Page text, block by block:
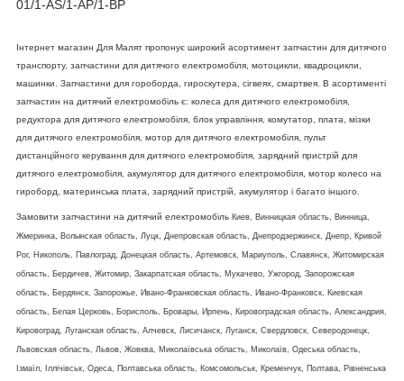
01/1-AS/1-AP/1-BP
Інтернет магазин Для Малят пропонує широкий асортимент запчастин для дитячого
транспорту, запчастини для дитячого електромобіля, мотоцикли, квадроцикли,
машинки. Запчастини для гороборда, гироскутера, сігвеях, смартвея. В асортименті
запчастин на дитячий електромобіль є: колеса для дитячого електромобіля,
редуктора для дитячого електромобіля, блок управління, комутатор, плата, мізки
для дитячого електромобіля, мотор для дитячого електромобіля, пульт
дистанційного керування для дитячого електромобіля, зарядний пристрій для
дитячого електромобіля, акумулятор для дитячого електромобіля, мотор колесо на
гироборд, материнська плата, зарядний пристрій, акумулятор і багато іншого.
Замовити запчастини на дитячий електромобіль Киев, Винницкая область, Винница,
Жмеринка, Волынская область, Луцк, Днепровская область, Днепродзержинск, Днепр, Кривой
Рог, Никополь, Павлоград, Донецкая область, Артемовск, Мариуполь, Славянск, Житомирская
область, Бердичев, Житомир, Закарпатская область, Мукачево, Ужгород, Запорожская
область, Бердянск, Запорожье, Ивано-Франковская область, Ивано-Франковск, Киевская
область, Белая Церковь, Борисполь, Бровары, Ирпень, Кировоградская область, Александрия,
Кировоград, Луганская область, Алчевск, Лисичанск, Луганск, Свердловск, Северодонецк,
Львовская область, Львов, Жовква, Миколаївська область, Миколаїв, Одеська область,
Ізмаїл, Іллічівськ, Одеса, Полтавська область, Комсомольськ, Кременчук, Полтава, Рівненська